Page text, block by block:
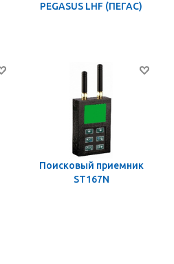
PEGASUS LHF (ПЕГАС)
Поисковый приемник
ST167N